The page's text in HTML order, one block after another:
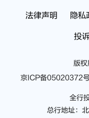
法律声明 隐私
投
版
京ICP备05020372
全行
总行地址：